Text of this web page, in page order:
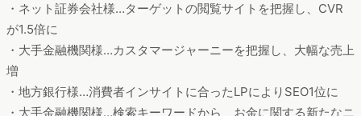
・ネット証券会社様…ターゲットの閲覧サイトを把握し、CVR
が1.5倍に
・大手金融機関様…カスタマージャーニーを把握し、大幅な売上
増
・地方銀行様…消費者インサイトに合ったLPによりSEO1位に
・大手金融機関様…検索キーワードから、お金に関する新たなニ